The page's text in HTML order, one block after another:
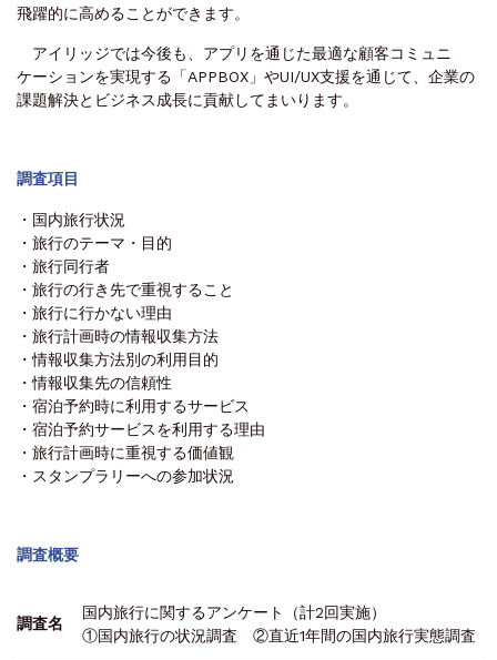
飛躍的に高めることができます。
アイリッジでは今後も、アプリを通じた最適な顧客コミュニ
ケーションを実現する「APPBOX」やUI/UX支援を通じて、企業の
課題解決とビジネス成長に貢献してまいります。
調査項目
・国内旅行状況
・旅行のテーマ・目的
・旅行同行者
・旅行の行き先で重視すること
・旅行に行かない理由
・旅行計画時の情報収集方法
・情報収集方法別の利用目的
・情報収集先の信頼性
・宿泊予約時に利用するサービス
・宿泊予約サービスを利用する理由
・旅行計画時に重視する価値観
・スタンプラリーへの参加状況
調査概要
調査名
国内旅行に関するアンケート（計2回実施）
①国内旅行の状況調査 ②直近1年間の国内旅行実態調査